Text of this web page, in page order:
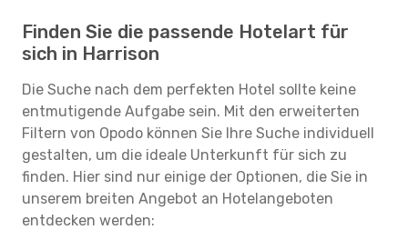
Finden Sie die passende Hotelart für
sich in Harrison
Die Suche nach dem perfekten Hotel sollte keine
entmutigende Aufgabe sein. Mit den erweiterten
Filtern von Opodo können Sie Ihre Suche individuell
gestalten, um die ideale Unterkunft für sich zu
finden. Hier sind nur einige der Optionen, die Sie in
unserem breiten Angebot an Hotelangeboten
entdecken werden: